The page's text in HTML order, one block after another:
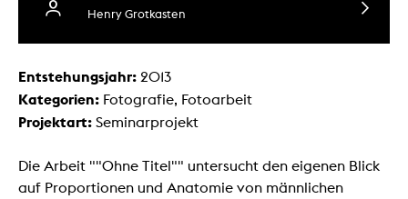
Henry Grotkasten
Entstehungsjahr: 2013
Kategorien: Fotografie, Fotoarbeit
Projektart: Seminarprojekt
Die Arbeit ""Ohne Titel"" untersucht den eigenen Blick
auf Proportionen und Anatomie von männlichen